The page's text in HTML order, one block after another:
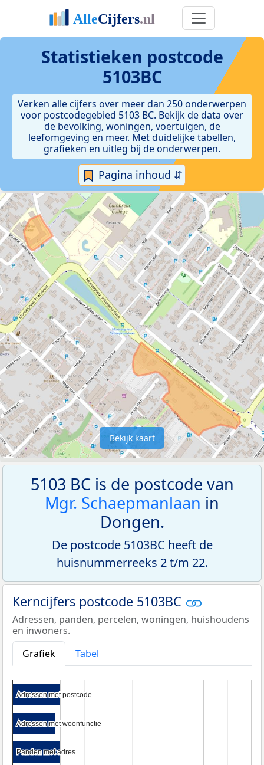
Statistieken postcode
5103BC
Verken alle cijfers over meer dan 250 onderwerpen
voor postcodegebied 5103 BC. Bekijk de data over
de bevolking, woningen, voertuigen, de
leefomgeving en meer. Met duidelijke tabellen,
grafieken en uitleg bij de onderwerpen.
Pagina inhoud ⇵
Bekijk kaart
5103 BC is de postcode van
Mgr. Schaepmanlaan in
Dongen.
De postcode 5103BC heeft de
huisnummerreeks 2 t/m 22.
Kerncijfers postcode 5103BC
Adressen, panden, percelen, woningen, huishoudens
en inwoners.
Grafiek
Tabel
Adressen met postcode
Adressen met postcode
Adressen met woonfunctie
Adressen met woonfunctie
Panden met adres
Panden met adres